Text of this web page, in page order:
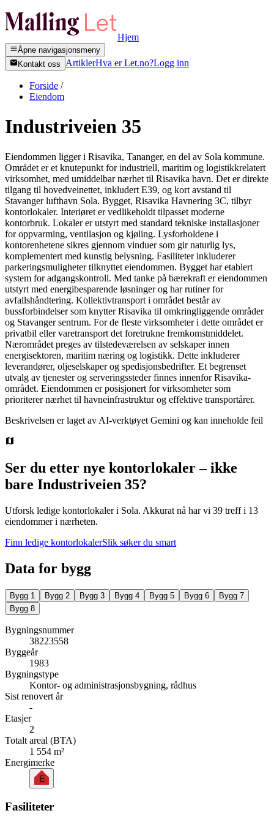
Hjem
Åpne navigasjonsmeny
Kontakt oss
ArtiklerHva er Let.no?Logg inn
Forside /
Eiendom
Industriveien 35
Eiendommen ligger i Risavika, Tananger, en del av Sola kommune.
Området er et knutepunkt for industriell, maritim og logistikkrelatert
virksomhet, med umiddelbar nærhet til Risavika havn. Det er direkte
tilgang til hovedveinettet, inkludert E39, og kort avstand til
Stavanger lufthavn Sola. Bygget, Risavika Havnering 3C, tilbyr
kontorlokaler. Interiøret er vedlikeholdt tilpasset moderne
kontorbruk. Lokaler er utstyrt med standard tekniske installasjoner
for oppvarming, ventilasjon og kjøling. Lysforholdene i
kontorenhetene sikres gjennom vinduer som gir naturlig lys,
komplementert med kunstig belysning. Fasiliteter inkluderer
parkeringsmuligheter tilknyttet eiendommen. Bygget har etablert
system for adgangskontroll. Med tanke på bærekraft er eiendommen
utstyrt med energibesparende løsninger og har rutiner for
avfallshåndtering. Kollektivtransport i området består av
bussforbindelser som knytter Risavika til omkringliggende områder
og Stavanger sentrum. For de fleste virksomheter i dette området er
privatbil eller varetransport det foretrukne fremkomstmiddelet.
Nærområdet preges av tilstedeværelsen av selskaper innen
energisektoren, maritim næring og logistikk. Dette inkluderer
leverandører, oljeselskaper og spedisjonsbedrifter. Et begrenset
utvalg av tjenester og serveringssteder finnes innenfor Risavika-
området. Eiendommen er posisjonert for virksomheter som
prioriterer nærhet til havneinfrastruktur og effektive transportårer.
Beskrivelsen er laget av AI-verktøyet Gemini og kan inneholde feil
Ser du etter nye kontorlokaler – ikke
bare Industriveien 35?
Utforsk ledige kontorlokaler i Sola. Akkurat nå har vi 39 treff i 13
eiendommer i nærheten.
Finn ledige kontorlokalerSlik søker du smart
Data for bygg
Bygg 1 Bygg 2 Bygg 3 Bygg 4 Bygg 5 Bygg 6 Bygg 7
Bygg 8
Bygningsnummer
38223558
Byggeår
1983
Bygningstype
Kontor- og administrasjonsbygning, rådhus
Sist renovert år
-
Etasjer
2
Totalt areal (BTA)
1 554 m²
Energimerke
E
Fasiliteter